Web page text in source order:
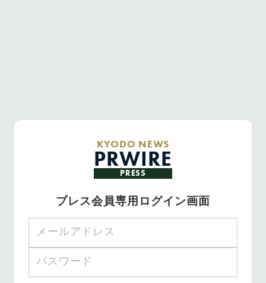
KYODO NEWS
PRWIRE
PRESS
プレス会員専用ログイン画面